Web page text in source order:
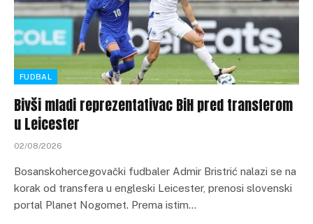
FUDBAL
Bivši mladi reprezentativac BiH pred transferom
u Leicester
02/08/2026
Bosanskohercegovački fudbaler Admir Bristrić nalazi se na
korak od transfera u engleski Leicester, prenosi slovenski
portal Planet Nogomet. Prema istim…